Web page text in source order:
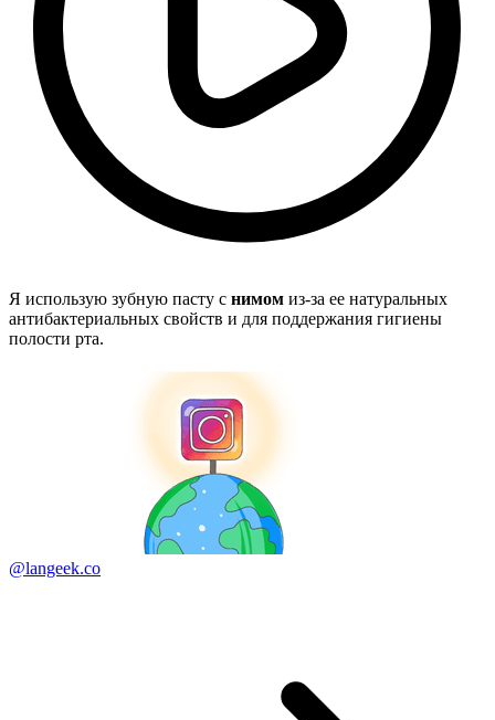
Я использую зубную пасту с нимом из-за ее натуральных
антибактериальных свойств и для поддержания гигиены
полости рта.
@langeek.co